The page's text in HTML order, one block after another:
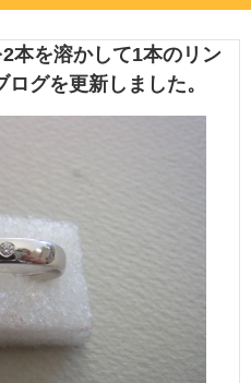
本を溶かして1本のリン
グを更新しました。